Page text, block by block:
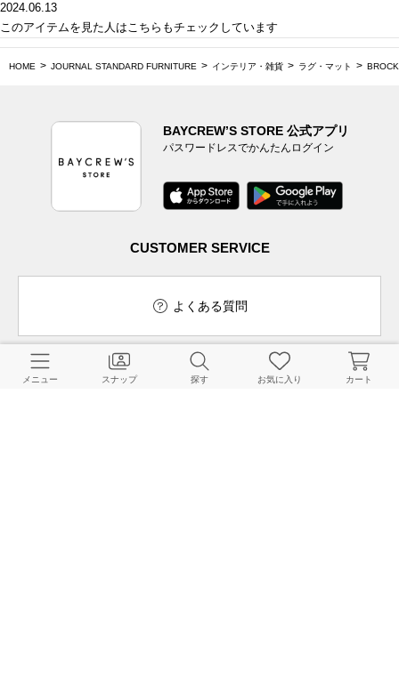
2024.06.13
このアイテムを見た人はこちらもチェックしています
HOME JOURNAL STANDARD FURNITURE インテリア・雑貨 ラグ・マット
BAYCREW’S STORE 公式アプリ
パスワードレスでかんたんログイン
CUSTOMER SERVICE
よくある質問
メニュー スナップ 探す お気に入り カート